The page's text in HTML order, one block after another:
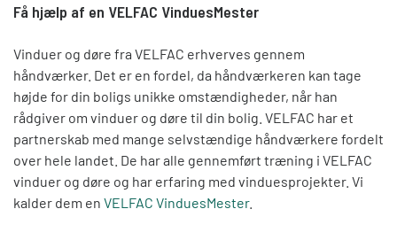
Få hjælp af en VELFAC VinduesMester
Vinduer og døre fra VELFAC erhverves gennem
håndværker. Det er en fordel, da håndværkeren kan tage
højde for din boligs unikke omstændigheder, når han
rådgiver om vinduer og døre til din bolig. VELFAC har et
partnerskab med mange selvstændige håndværkere fordelt
over hele landet. De har alle gennemført træning i VELFAC
vinduer og døre og har erfaring med vinduesprojekter. Vi
kalder dem en VELFAC VinduesMester.